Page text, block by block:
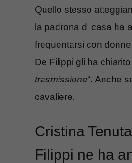
Quello stesso
la padrona di casa ha
frequentarsi con
De Filippi gli ha
trasmissione“. Anche
cavaliere.
Cristina
Filippi ne ha